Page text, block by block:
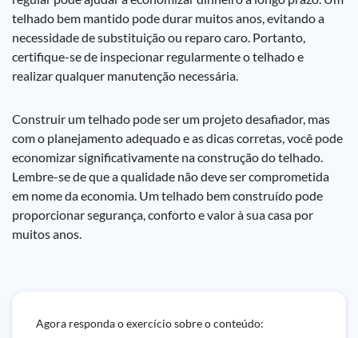
telhado bem mantido pode durar muitos anos, evitando a
necessidade de substituição ou reparo caro. Portanto,
certifique-se de inspecionar regularmente o telhado e
realizar qualquer manutenção necessária.
Construir um telhado pode ser um projeto desafiador, mas
com o planejamento adequado e as dicas corretas, você pode
economizar significativamente na construção do telhado.
Lembre-se de que a qualidade não deve ser comprometida
em nome da economia. Um telhado bem construído pode
proporcionar segurança, conforto e valor à sua casa por
muitos anos.
Agora responda o exercício sobre o conteúdo: